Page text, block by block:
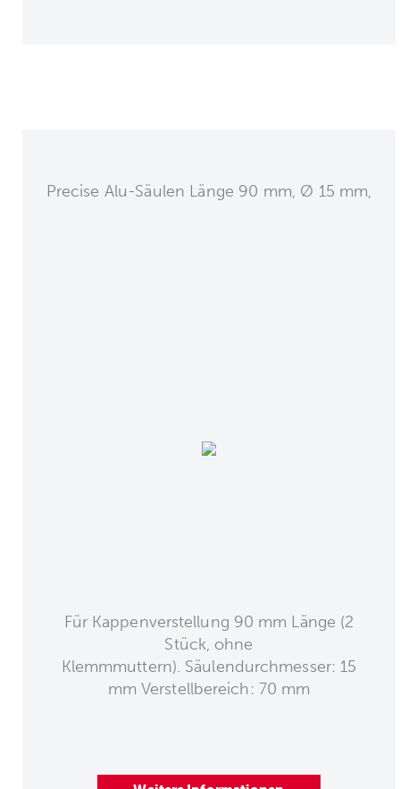
Precise Alu-Säulen Länge 90 mm, Ø 15 mm,
Für Kappenverstellung 90 mm Länge (2
Stück, ohne
Klemmmuttern). Säulendurchmesser: 15
mm Verstellbereich: 70 mm